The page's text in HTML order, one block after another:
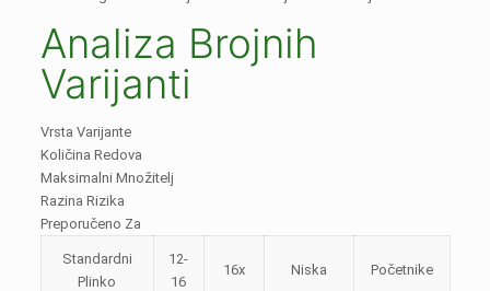
Analiza Brojnih
Varijanti
Vrsta Varijante
Količina Redova
Maksimalni Množitelj
Razina Rizika
Preporučeno Za
Standardni
Plinko
12-
16
16x Niska Početnike